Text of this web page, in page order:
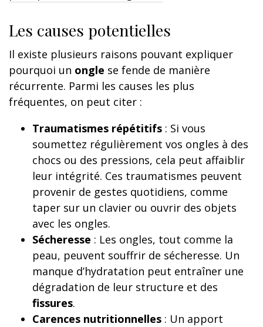
Les causes potentielles
Il existe plusieurs raisons pouvant expliquer
pourquoi un ongle se fende de manière
récurrente. Parmi les causes les plus
fréquentes, on peut citer :
Traumatismes répétitifs : Si vous
soumettez régulièrement vos ongles à des
chocs ou des pressions, cela peut affaiblir
leur intégrité. Ces traumatismes peuvent
provenir de gestes quotidiens, comme
taper sur un clavier ou ouvrir des objets
avec les ongles.
Sécheresse : Les ongles, tout comme la
peau, peuvent souffrir de sécheresse. Un
manque d’hydratation peut entraîner une
dégradation de leur structure et des
fissures.
Carences nutritionnelles : Un apport